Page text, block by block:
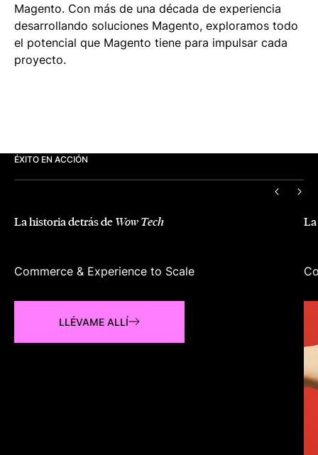
Magento. Con más de una década de experiencia
desarrollando soluciones Magento, exploramos todo
el potencial que Magento tiene para impulsar cada
proyecto.
ÉXITO EN ACCIÓN
La historia detrás deWow Tech
Commerce & Experience to Scale
LLÉVAME ALLÍ